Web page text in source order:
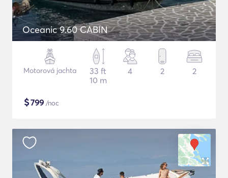
Oceanic 9.60 CABIN
Motorová jachta
33 ft
10 m
4 2 2
$799 /noc